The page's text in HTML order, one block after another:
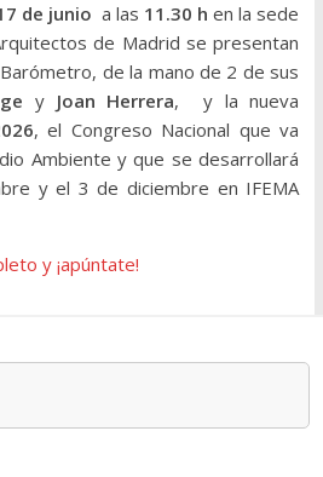
de junio a las 11.30 h en la sede
de Madrid se presentan
de la mano de 2 de sus
y Joan Herrera, y la nueva
, el Congreso Nacional que va
Ambiente y que se desarrollará
y el 3 de diciembre en IFEMA
y ¡apúntate!